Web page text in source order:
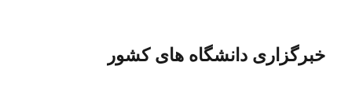
خبرگزاری دانشگاه های کشور